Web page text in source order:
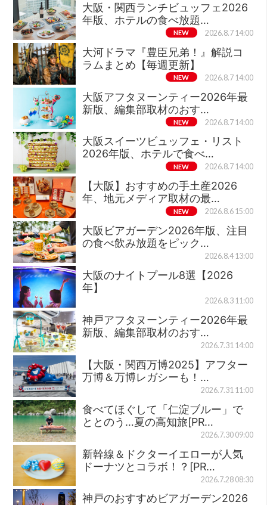
大阪・関西ランチビュッフェ2026
年版、ホテルの食べ放題…
NEW 2026.8.7 14:00
大河ドラマ『豊臣兄弟！』解説コ
ラムまとめ【毎週更新】
NEW 2026.8.7 14:00
大阪アフタヌーンティー2026年最
新版、編集部取材のおす…
NEW 2026.8.7 14:00
大阪スイーツビュッフェ・リスト
2026年版、ホテルで食べ…
NEW 2026.8.7 14:00
【大阪】おすすめの手土産2026
年、地元メディア取材の最…
NEW 2026.8.6 15:00
大阪ビアガーデン2026年版、注目
の食べ飲み放題をピック…
2026.8.4 13:00
大阪のナイトプール8選【2026
年】
2026.8.3 11:00
神戸アフタヌーンティー2026年最
新版、編集部取材のおす…
2026.7.31 14:00
【大阪・関西万博2025】アフター
万博＆万博レガシーも！…
2026.7.31 11:00
食べてほぐして「仁淀ブルー」で
ととのう…夏の高知旅[PR…
2026.7.30 09:00
新幹線＆ドクターイエローが人気
ドーナツとコラボ！？[PR…
2026.7.28 08:30
神戸のおすすめビアガーデン2026